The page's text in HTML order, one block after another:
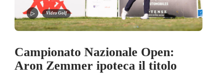
Video Golf
Campionato Nazionale Open:
Aron Zemmer ipoteca il titolo